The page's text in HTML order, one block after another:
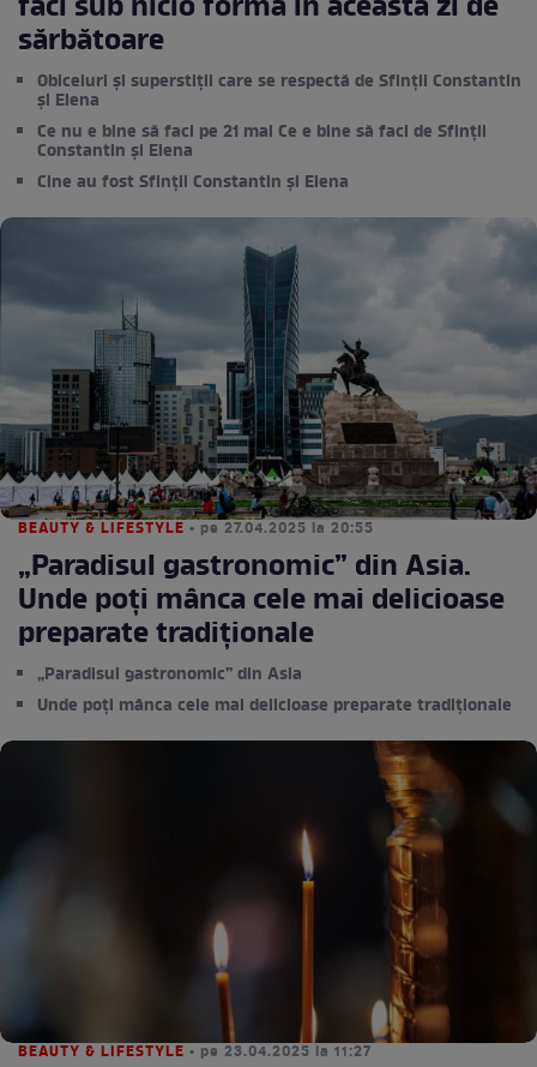
sărbătoare
Obiceiuri și superstiții care se respectă de Sfinții Constantin
și Elena
Ce nu e bine să faci pe 21 mai Ce e bine să faci de Sfinții
Constantin și Elena
Cine au fost Sfinții Constantin și Elena
BEAUTY & LIFESTYLE • pe 27.04.2025 la 20:55
„Paradisul gastronomic” din Asia.
Unde poți mânca cele mai delicioase
preparate tradiționale
„Paradisul gastronomic” din Asia
Unde poți mânca cele mai delicioase preparate tradiționale
BEAUTY & LIFESTYLE • pe 23.04.2025 la 11:27